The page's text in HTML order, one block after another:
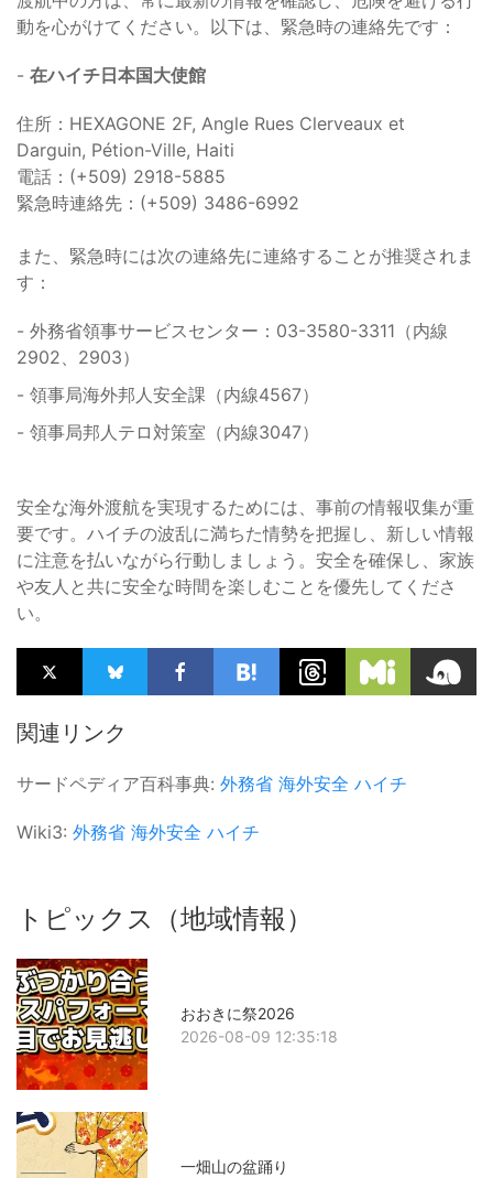
動を心がけてください。以下は、緊急時の連絡先です：
- 在ハイチ日本国大使館
住所：HEXAGONE 2F, Angle Rues Clerveaux et
Darguin, Pétion-Ville, Haiti
電話：(+509) 2918-5885
緊急時連絡先：(+509) 3486-6992
また、緊急時には次の連絡先に連絡することが推奨されま
す：
- 外務省領事サービスセンター：03-3580-3311（内線
2902、2903）
- 領事局海外邦人安全課（内線4567）
- 領事局邦人テロ対策室（内線3047）
安全な海外渡航を実現するためには、事前の情報収集が重
要です。ハイチの波乱に満ちた情勢を把握し、新しい情報
に注意を払いながら行動しましょう。安全を確保し、家族
や友人と共に安全な時間を楽しむことを優先してくださ
い。
関連リンク
サードペディア百科事典: 外務省 海外安全 ハイチ
Wiki3: 外務省 海外安全 ハイチ
トピックス（地域情報）
おおきに祭2026
2026-08-09 12:35:18
一畑山の盆踊り